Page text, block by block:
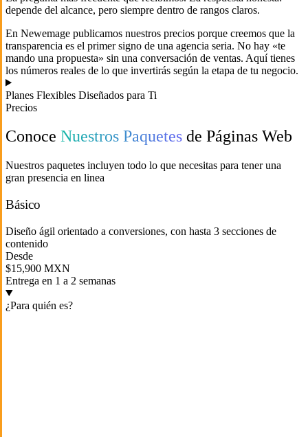
depende del alcance, pero siempre dentro de rangos claros.
En Newemage publicamos nuestros precios porque creemos que la
transparencia es el primer signo de una agencia seria. No hay «te
mando una propuesta» sin una conversación de ventas. Aquí tienes
los números reales de lo que invertirás según la etapa de tu negocio.
Planes Flexibles Diseñados para Ti
Precios
Conoce Nuestros Paquetes de Páginas Web
Nuestros paquetes incluyen todo lo que necesitas para tener una
gran presencia en linea
Básico
Diseño ágil orientado a conversiones, con hasta 3 secciones de
contenido
Desde
$15,900 MXN
Entrega en 1 a 2 semanas
¿Para quién es?